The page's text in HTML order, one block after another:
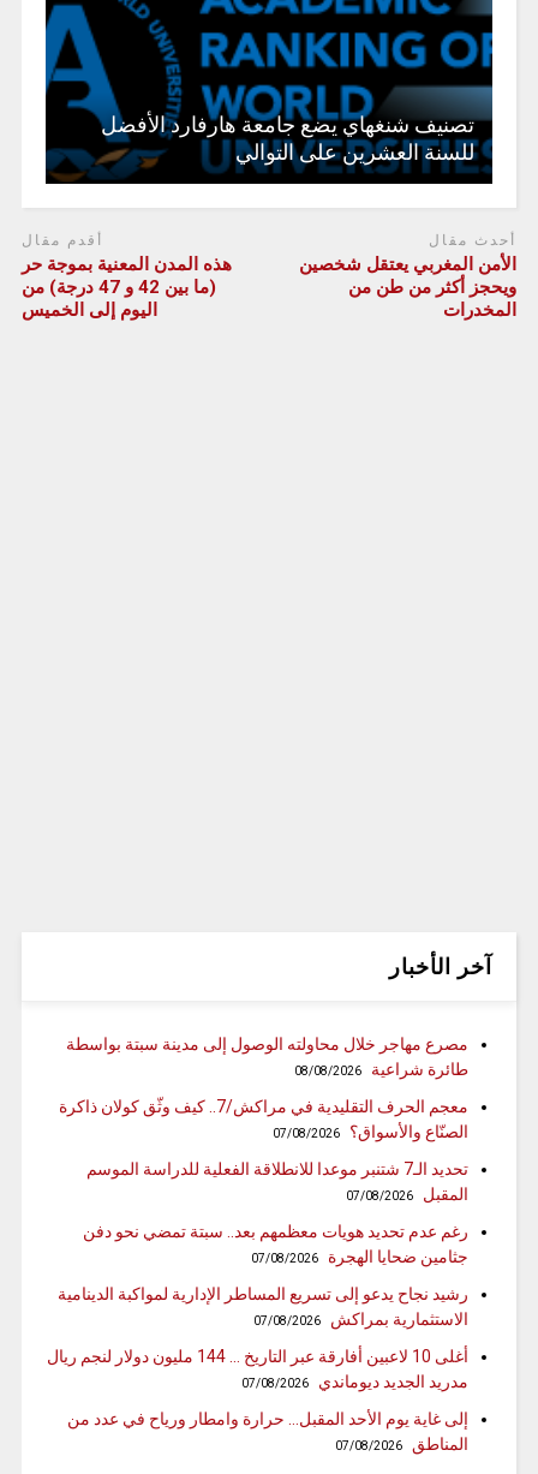
تصنيف شنغهاي يضع جامعة هارفارد الأفضل
للسنة العشرين على التوالي
أحدث مقال
الأمن المغربي يعتقل شخصين
ويحجز أكثر من طن من
المخدرات
أقدم مقال
هذه المدن المعنية بموجة حر
(ما بين 42 و 47 درجة) من
اليوم إلى الخميس
آخر الأخبار
مصرع مهاجر خلال محاولته الوصول إلى مدينة سبتة بواسطة
طائرة شراعية
08/08/2026
معجم الحرف التقليدية في مراكش/7.. كيف وثّق كولان ذاكرة
الصنّاع والأسواق؟
07/08/2026
تحديد الـ7 شتنبر موعدا للانطلاقة الفعلية للدراسة الموسم
المقبل
07/08/2026
رغم عدم تحديد هويات معظمهم بعد.. سبتة تمضي نحو دفن
جثامين ضحايا الهجرة
07/08/2026
رشيد نجاح يدعو إلى تسريع المساطر الإدارية لمواكبة الدينامية
الاستثمارية بمراكش
07/08/2026
أغلى 10 لاعبين أفارقة عبر التاريخ … 144 مليون دولار لنجم ريال
مدريد الجديد ديوماندي
07/08/2026
إلى غاية يوم الأحد المقبل… حرارة وامطار ورياح في عدد من
المناطق
07/08/2026